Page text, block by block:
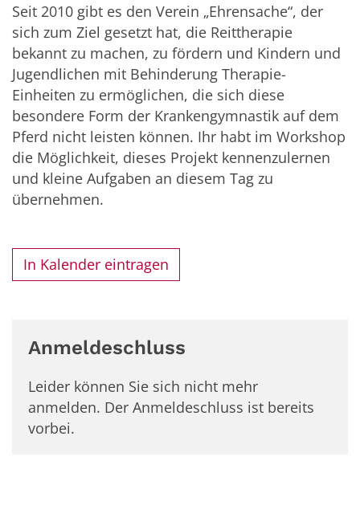
Seit 2010 gibt es den Verein „Ehrensache“, der
sich zum Ziel gesetzt hat, die Reittherapie
bekannt zu machen, zu fördern und Kindern und
Jugendlichen mit Behinderung Therapie-
Einheiten zu ermöglichen, die sich diese
besondere Form der Krankengymnastik auf dem
Pferd nicht leisten können. Ihr habt im Workshop
die Möglichkeit, dieses Projekt kennenzulernen
und kleine Aufgaben an diesem Tag zu
übernehmen.
In Kalender eintragen
Anmeldeschluss
Leider können Sie sich nicht mehr
anmelden. Der Anmeldeschluss ist bereits
vorbei.